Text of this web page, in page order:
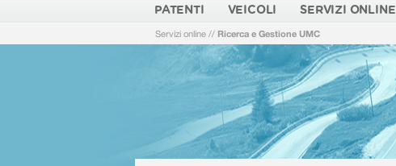
PATENTI VEICOLI SERVIZI ONLINE
Servizi online // Ricerca e Gestione UMC